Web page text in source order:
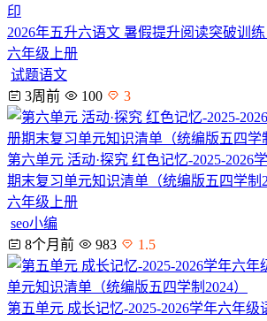
2026年五升六语文 暑假提升阅读突破训
六年级上册
试题语文
3周前
100 3
第六单元 活动·探究 红色记忆-2025-2026
期末复习单元知识清单（统编版五四学制
六年级上册
seo小编
8个月前
983 1.5
第五单元 成长记忆-2025-2026学年六年